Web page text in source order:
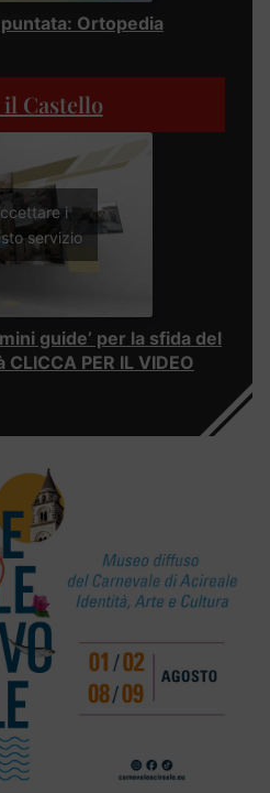
Ortopedia
Castello
i
servizio
guide’ per la sfida del
PER IL VIDEO